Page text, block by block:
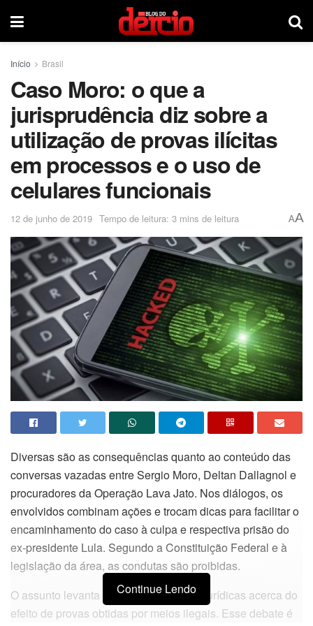
Início Brasil
Caso Moro: o que a
jurisprudência diz sobre a
utilização de provas ilícitas
em processos e o uso de
celulares funcionais
12 de junho de 2019 Tempo de leitura: 3 mins de leitura AA
Diversas são as consequências quanto ao conteúdo das
conversas vazadas entre Sergio Moro, Deltan Dallagnol e
procuradores da Operação Lava Jato. Nos diálogos, os
envolvidos combinam ações e trocam dicas para facilitar o
encaminhamento do caso à culpa e respectiva prisão do
ex-presidente Lula. Segundo a Constituição Federal e à
legislação da área, as condutas são proibidas.
O assunto levanta também discussões jurídicas acerca do
efeito de provas obtidas por meios ilegais. Esse debate é
Continue Lendo